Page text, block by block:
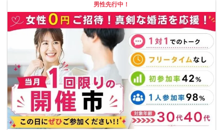
男性先行中！